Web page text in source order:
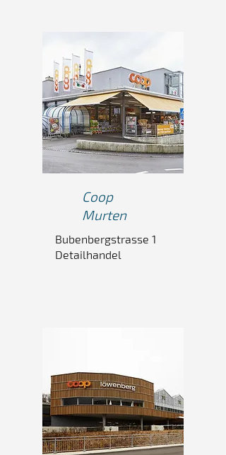
Coop
Murten
Bubenbergstrasse 1
Detailhandel